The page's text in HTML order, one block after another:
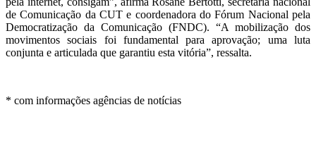
de Comunicação da CUT e coordenadora do Fórum Nacional pela
Democratização da Comunicação (FNDC). “A mobilização dos
movimentos sociais foi fundamental para aprovação; uma luta
conjunta e articulada que garantiu esta vitória”, ressalta.
* com informações agências de notícias